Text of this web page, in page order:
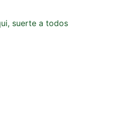
suerte a todos